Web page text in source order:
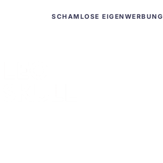
SCHAMLOSE EIGENWERBUNG